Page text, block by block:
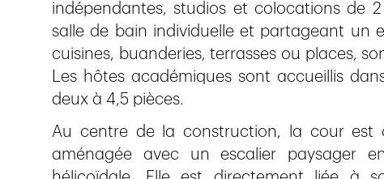
indépendantes, studios et colocations de
salle de bain individuelle et partageant un
cuisines, buanderies, terrasses ou places,
Les hôtes académiques sont accueillis
deux à 4,5 pièces.
Au centre de la construction, la cour est
aménagée avec un escalier paysager